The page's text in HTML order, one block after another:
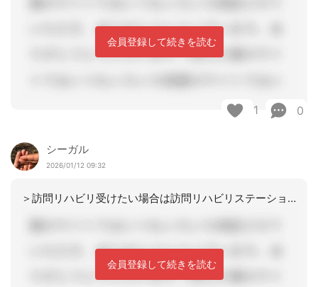
会員登録して続きを読む
1 0
シーガル
2026/01/12 09:32
＞訪問リハビリ受けたい場合は訪問リハビリステーションからの訪問リハビリしか受けれ
会員登録して続きを読む